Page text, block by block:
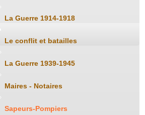
La Guerre 1914-1918
Le conflit et batailles
La Guerre 1939-1945
Maires - Notaires
Sapeurs-Pompiers